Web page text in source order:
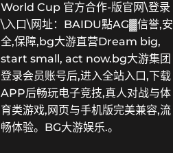
World Cup 官方合作-版官网\登录
\入口\网址：BAIDU點AG▓信誉,安
全,保障,bg大游直营Dream big,
start small, act now.bg大游集团
登录会员账号后,进入全站入口,下载
APP后畅玩电子竞技,真人对战与体
育类游戏,网页与手机版完美兼容,流
畅体验。BG大游娱乐.。